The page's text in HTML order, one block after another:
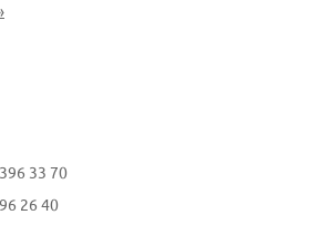
33 70
26 40